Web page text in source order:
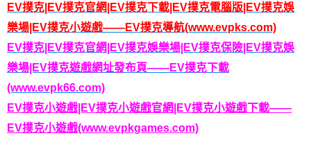
EV撲克|EV撲克官網|EV撲克下載|EV撲克電腦版|EV撲克娛
樂場|EV撲克小遊戲——EV撲克導航(www.evpks.com)
EV撲克|EV撲克官網|EV撲克娛樂場|EV撲克保險|EV撲克娛
樂場|EV撲克遊戲網址發布頁——EV撲克下載
(www.evpk66.com)
EV撲克小遊戲|EV撲克小遊戲官網|EV撲克小遊戲下載——
EV撲克小遊戲(www.evpkgames.com)